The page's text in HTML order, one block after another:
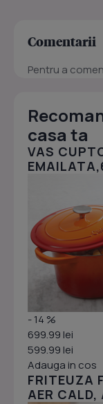
Comentarii
Pentru a
casa ta
VAS
- 14 %
699.99 lei
599.99 lei
Adauga in cos
FRITEUZA
AER